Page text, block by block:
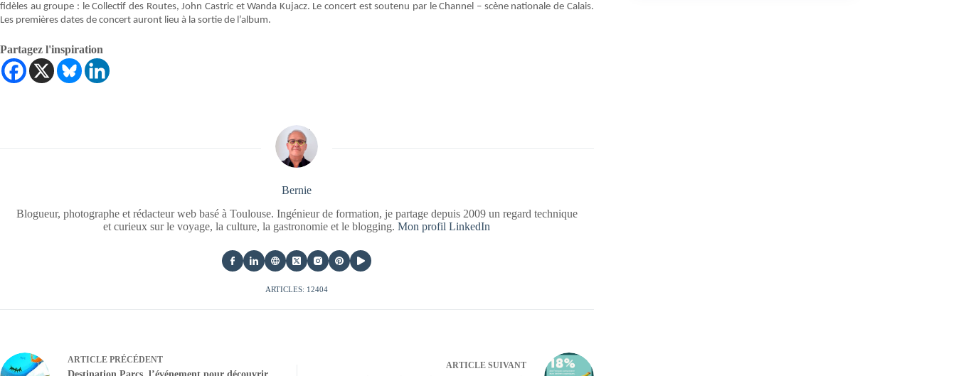
fidèles au groupe : le Collectif des Routes, John Castric et Wanda Kujacz. Le concert est soutenu par le Channel – scène nationale de Calais.
Les premières dates de concert auront lieu à la sortie de l’album.
Partagez l'inspiration
Bernie
Blogueur, photographe et rédacteur web basé à Toulouse. Ingénieur de formation, je partage depuis 2009 un regard technique
et curieux sur le voyage, la culture, la gastronomie et le blogging.Mon profil LinkedIn
ARTICLES: 12404
ARTICLE PRÉCÉDENT
ARTICLESUIVANT